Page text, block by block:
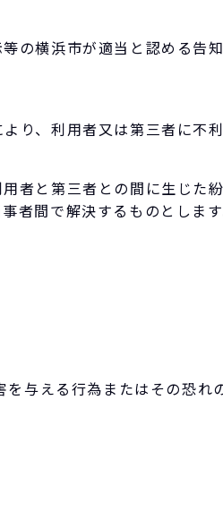
の横浜市が適当と認める告
り、利用者又は第三者に不
者と第三者との間に生じた
者間で解決するものとします
与える行為またはその恐れ